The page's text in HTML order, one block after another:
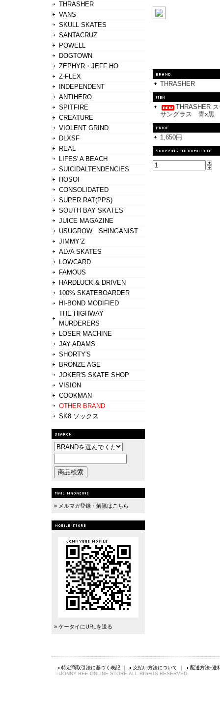
THRASHER
VANS
SKULL SKATES
SANTACRUZ
POWELL
DOGTOWN
ZEPHYR・JEFF HO
Z-FLEX
INDEPENDENT
ANTIHERO
SPITFIRE
CREATURE
VIOLENT GRIND
DLXSF
REAL
LIFES' A BEACH
SUICIDALTENDENCIES
HOSOI
CONSOLIDATED
SUPER.RAT(PPS)
SOUTH BAY SKATES
JUICE MAGAZINE
USUGROW SHINGANIST
JIMMY’Z
ALVA SKATES
LOWCARD
FAMOUS
HARDLUCK & DRIVEN
100% SKATEBOARDER
HI-BOND MODIFIED
THE HIGHWAY
MURDERERS
LOSER MACHINE
JAY ADAMS
SHORTY'S
BRONZE AGE
JOKER'S SKATE SHOP
VISION
COOKMAN
OTHER BRAND
SK8 ソックス
» メルマガ登録・解除はこちら
» ケータイにURLを送る
THRASHER
THRASHER
サングラス 青x黒
1,650円
特定商取引法に基づく表記 ｜ 支払い方法について ｜
配送方法･送
©JONNY BEE ONLINE STORE.ALL RIGHTS RESERVED.